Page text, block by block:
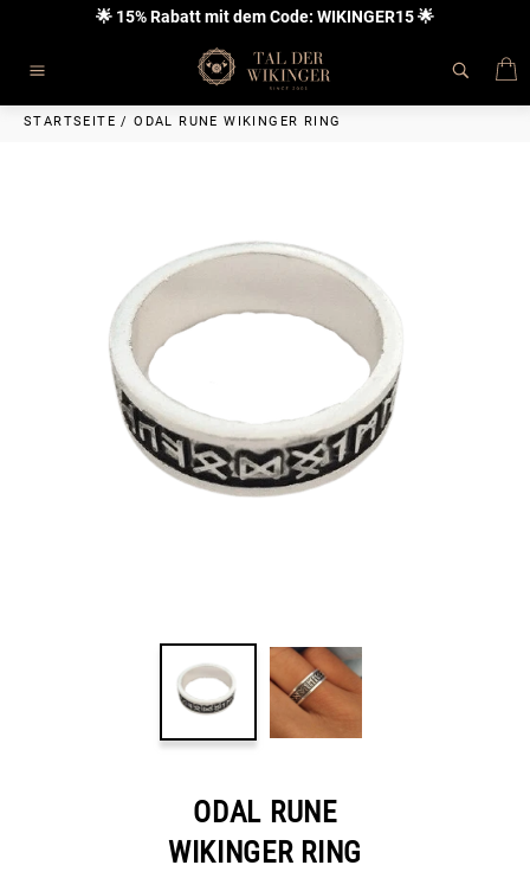
Inhalt
🌟 15% Rabatt mit dem Code: WIKINGER15 🌟
STARTSEITE /ODAL RUNE WIKINGER RING
ODAL RUNE
WIKINGER RING